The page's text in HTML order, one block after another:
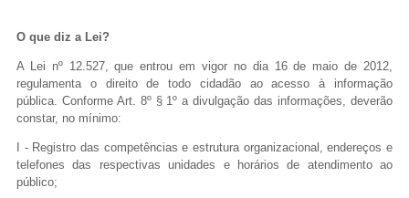
...Ou se preferir
Ligue para nós
(77) 99124-3412
E-mail
O que diz a Lei?
A Lei nº 12.527, que entrou em vigor no dia 16 de maio de 2012,
regulamenta o direito de todo cidadão ao acesso à informação
pública. Conforme Art. 8º § 1º a divulgação das informações, deverão
constar, no mínimo:
I - Registro das competências e estrutura organizacional, endereços e
telefones das respectivas unidades e horários de atendimento ao
público;